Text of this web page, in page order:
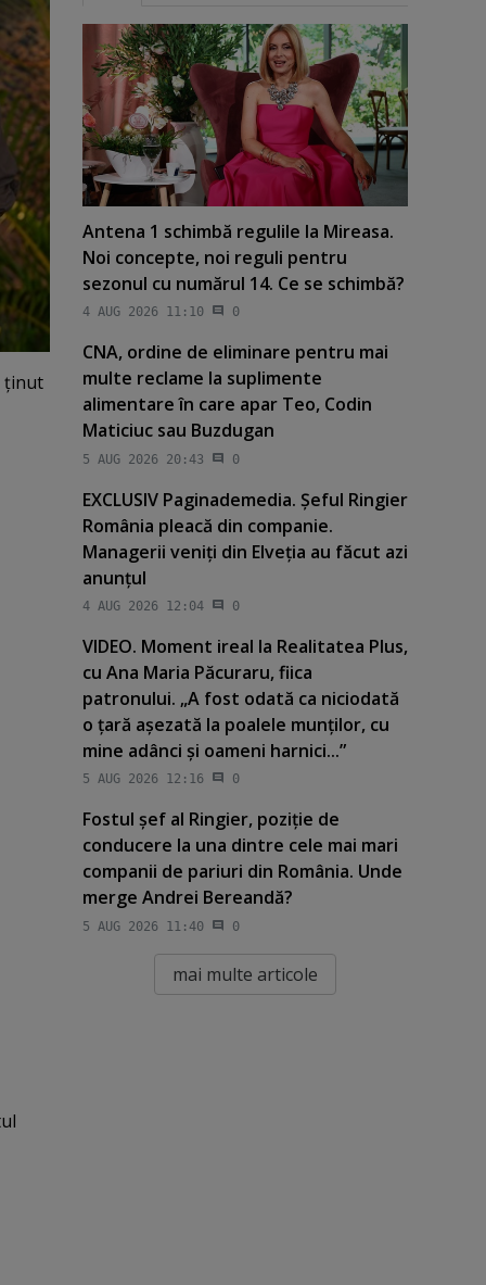
ţinut
Antena 1 schimbă regulile la Mireasa.
Noi concepte, noi reguli pentru
sezonul cu numărul 14. Ce se schimbă?
4 AUG 2026 11:10 0
CNA, ordine de eliminare pentru mai
multe reclame la suplimente
alimentare în care apar Teo, Codin
Maticiuc sau Buzdugan
5 AUG 2026 20:43 0
EXCLUSIV Paginademedia. Şeful Ringier
România pleacă din companie.
Managerii veniţi din Elveţia au făcut azi
anunţul
4 AUG 2026 12:04 0
VIDEO. Moment ireal la Realitatea Plus,
cu Ana Maria Păcuraru, fiica
patronului. „A fost odată ca niciodată
o ţară aşezată la poalele munţilor, cu
mine adânci şi oameni harnici...”
5 AUG 2026 12:16 0
Fostul şef al Ringier, poziţie de
conducere la una dintre cele mai mari
companii de pariuri din România. Unde
merge Andrei Bereandă?
5 AUG 2026 11:40 0
mai multe articole